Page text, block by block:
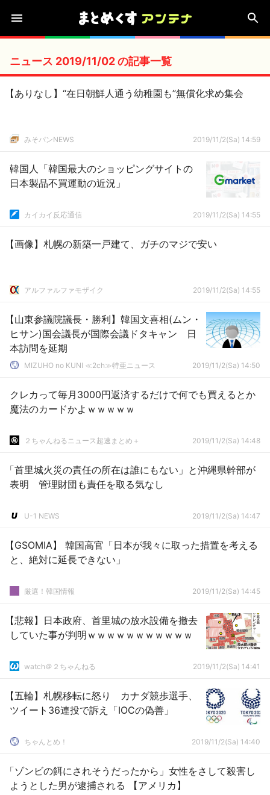
ニュース 2019/11/02 の記事一覧
【ありなし】“在日朝鮮人通う幼稚園も”無償化求め集会
みそパンNEWS 2019/11/2(Sa) 14:59
韓国人「韓国最大のショッピングサイトの
日本製品不買運動の近況」
カイカイ反応通信 2019/11/2(Sa) 14:55
【画像】札幌の新築一戸建て、ガチのマジで安い
アルファルファモザイク 2019/11/2(Sa) 14:55
【山東参議院議長・勝利】韓国文喜相(ムン・
ヒサン)国会議長が国際会議ドタキャン 日
本訪問を延期
MIZUHO no KUNI ≪2ch≫特亜ニュース 2019/11/2(Sa) 14:50
クレカって毎月3000円返済するだけで何でも買えるとか
魔法のカードかよｗｗｗｗｗ
２ちゃんねるニュース超速まとめ＋ 2019/11/2(Sa) 14:48
「首里城火災の責任の所在は誰にもない」と沖縄県幹部が
表明 管理財団も責任を取る気なし
U-1 NEWS 2019/11/2(Sa) 14:47
【GSOMIA】 韓国高官「日本が我々に取った措置を考える
と、絶対に延長できない」
厳選！韓国情報 2019/11/2(Sa) 14:45
【悲報】日本政府、首里城の放水設備を撤去
していた事が判明ｗｗｗｗｗｗｗｗｗｗｗ
watch＠２ちゃんねる 2019/11/2(Sa) 14:41
【五輪】札幌移転に怒り カナダ競歩選手、
ツイート36連投で訴え「IOCの偽善」
ちゃんとめ！ 2019/11/2(Sa) 14:40
「ゾンビの餌にされそうだったから」女性をさして殺害し
ようとした男が逮捕される 【アメリカ】